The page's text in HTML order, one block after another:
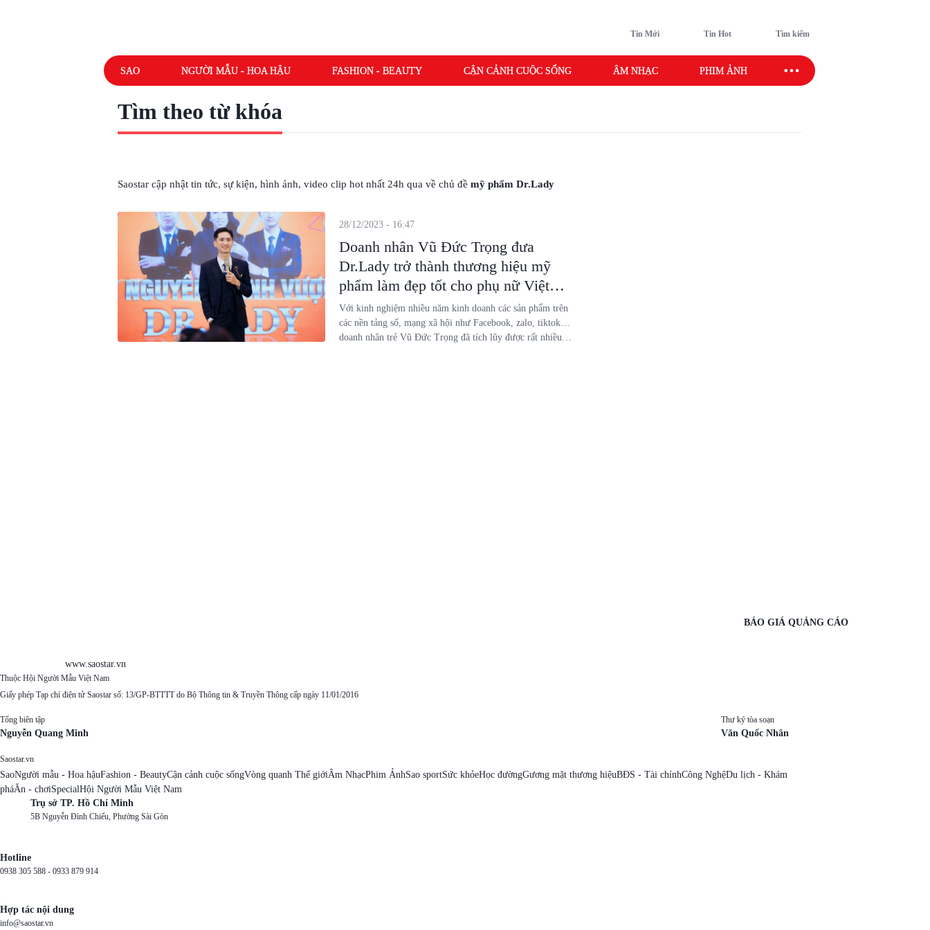
Tin Mới Tin Hot Tìm kiếm
SAO NGƯỜI MẪU - HOA HẬU FASHION - BEAUTY CẬN CẢNH CUỘC SỐNG ÂM NHẠC PHIM ẢNH SAO SPORT
Tìm theo từ khóa
Saostar cập nhật tin tức, sự kiện, hình ảnh, video clip hot nhất 24h qua về chủ đề mỹ phẩm Dr.Lady
Doanh nhân Vũ Đức Trọng đưa
Dr.Lady trở thành thương hiệu mỹ
phẩm làm đẹp tốt cho phụ nữ Việt
Nam
28/12/2023 - 16:47
Với kinh nghiệm nhiều năm kinh doanh các sản phẩm trên
các nền tảng số, mạng xã hội như Facebook, zalo, tiktok…
doanh nhân trẻ Vũ Đức Trọng đã tích lũy được rất nhiều
www.saostar.vn
BÁO GIÁ QUẢNG CÁO
Thuộc Hội Người Mẫu Việt Nam
Giấy phép Tạp chí điện tử Saostar số: 13/GP-BTTTT do Bộ Thông tin & Truyền Thông cấp ngày 11/01/2016
Tổng biên tập
Nguyễn Quang Minh
Thư ký tòa soạn
Văn Quốc Nhân
Saostar.vn
SaoNgười mẫu - Hoa hậuFashion - BeautyCận cảnh cuộc sốngVòng quanh Thế giớiÂm NhạcPhim ẢnhSao sportSức khỏeHọc đườngGương mặt thương hiệuBĐS - Tài chínhCông NghệDu lịch - Khám
pháĂn - chơiSpecialHội Người Mẫu Việt Nam
Trụ sở TP. Hồ Chí Minh
5B Nguyễn Đình Chiểu, Phường Sài Gòn
Hotline
0938 305 588 - 0933 879 914
Hợp tác nội dung
info@saostar.vn